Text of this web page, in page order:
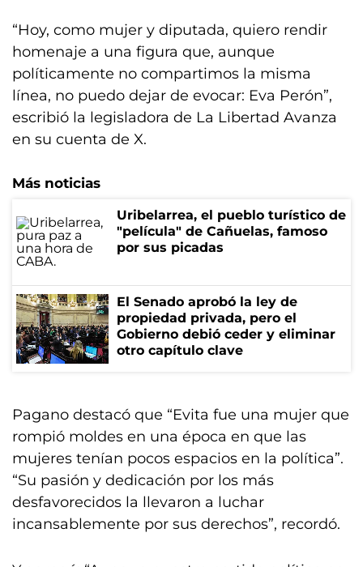
“Hoy, como mujer y diputada, quiero rendir
homenaje a una figura que, aunque
políticamente no compartimos la misma
línea, no puedo dejar de evocar: Eva Perón”,
escribió la legisladora de La Libertad Avanza
en su cuenta de X.
Más noticias
Uribelarrea, el pueblo turístico de
"película" de Cañuelas, famoso
por sus picadas
El Senado aprobó la ley de
propiedad privada, pero el
Gobierno debió ceder y eliminar
otro capítulo clave
Pagano destacó que “Evita fue una mujer que
rompió moldes en una época en que las
mujeres tenían pocos espacios en la política”.
“Su pasión y dedicación por los más
desfavorecidos la llevaron a luchar
incansablemente por sus derechos”, recordó.